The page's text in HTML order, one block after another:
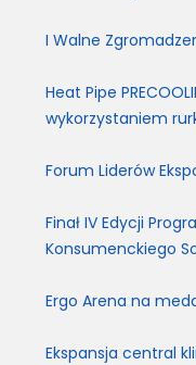
I Walne
Heat Pipe
wykorzystaniem
Forum Liderów
Finał IV Edycji
Konsumenckiego
Ergo Arena na
Ekspansja central